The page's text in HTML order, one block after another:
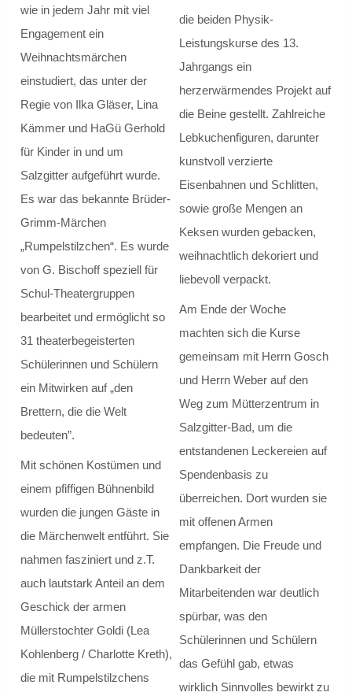
Schulsozialarbeit
Schulsozialarbeit
Definition
Schweigepflicht
Beratungsnetzwerk
Präventionsarbeit
Planspiel Sucht
Sicherheitstraining
Medientage
Schülermediator*innen-AG
Bericht 2012
Bericht 2025
Bericht 2026
wie in jedem Jahr mit viel
Engagement ein
Weihnachtsmärchen
einstudiert, das unter der
Regie von Ilka Gläser, Lina
Kämmer und HaGü Gerhold
für Kinder in und um
Salzgitter aufgeführt wurde.
Es war das bekannte Brüder-
Grimm-Märchen
„Rumpelstilzchen“. Es wurde
von G. Bischoff speziell für
Schul-Theatergruppen
bearbeitet und ermöglicht so
31 theaterbegeisterten
Schülerinnen und Schülern
ein Mitwirken auf „den
Brettern, die die Welt
bedeuten”.
Mit schönen Kostümen und
einem pfiffigen Bühnenbild
wurden die jungen Gäste in
die Märchenwelt entführt. Sie
nahmen fasziniert und z.T.
auch lautstark Anteil an dem
Geschick der armen
Müllerstochter Goldi (Lea
Kohlenberg / Charlotte Kreth),
die mit Rumpelstilzchens
die beiden Physik-
Leistungskurse des 13.
Jahrgangs ein
herzerwärmendes Projekt auf
die Beine gestellt. Zahlreiche
Lebkuchenfiguren, darunter
kunstvoll verzierte
Eisenbahnen und Schlitten,
sowie große Mengen an
Keksen wurden gebacken,
weihnachtlich dekoriert und
liebevoll verpackt.
Am Ende der Woche
machten sich die Kurse
gemeinsam mit Herrn Gosch
und Herrn Weber auf den
Weg zum Mütterzentrum in
Salzgitter-Bad, um die
entstandenen Leckereien auf
Spendenbasis zu
überreichen. Dort wurden sie
mit offenen Armen
empfangen. Die Freude und
Dankbarkeit der
Mitarbeitenden war deutlich
spürbar, was den
Schülerinnen und Schülern
das Gefühl gab, etwas
wirklich Sinnvolles bewirkt zu